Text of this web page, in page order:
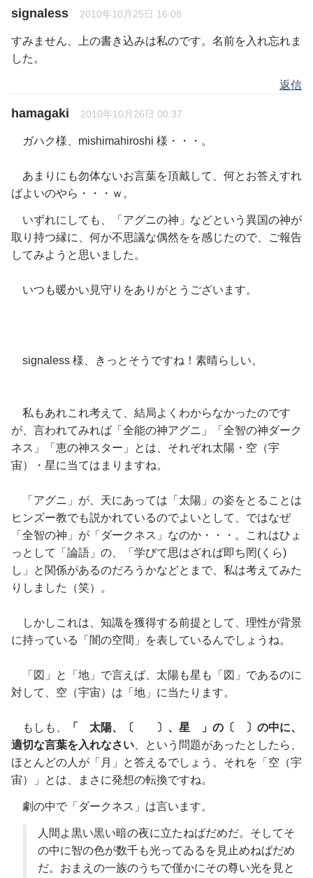
signaless 2010年10月25日 16:08
すみません、上の書き込みは私のです。名前を入れ忘れま
した。
返信
hamagaki 2010年10月26日 00:37
ガハク様、mishimahiroshi 様・・・。
あまりにも勿体ないお言葉を頂戴して、何とお答えすれ
ばよいのやら・・・ｗ。
いずれにしても、「アグニの神」などという異国の神が
取り持つ縁に、何か不思議な偶然をを感じたので、ご報告
してみようと思いました。
いつも暖かい見守りをありがとうございます。
signaless 様、きっとそうですね！素晴らしい。
私もあれこれ考えて、結局よくわからなかったのです
が、言われてみれば「全能の神アグニ」「全智の神ダーク
ネス」「恵の神スター」とは、それぞれ太陽・空（宇
宙）・星に当てはまりますね。
「アグニ」が、天にあっては「太陽」の姿をとることは
ヒンズー教でも説かれているのでよいとして、ではなぜ
「全智の神」が「ダークネス」なのか・・・。これはひょ
っとして「論語」の、「学びて思はざれば即ち罔(くら)
し」と関係があるのだろうかなどとまで、私は考えてみた
りしました（笑）。
しかしこれは、知識を獲得する前提として、理性が背景
に持っている「闇の空間」を表しているんでしょうね。
「図」と「地」で言えば、太陽も星も「図」であるのに
対して、空（宇宙）は「地」に当たります。
もしも、
「 太陽、〔 〕、星 」の〔 〕の中に、
適切な言葉を入れなさい 、という問題があったとしたら、
ほとんどの人が「月」と答えるでしょう。それを「空（宇
宙）」とは、まさに発想の転換ですね。
劇の中で「ダークネス」は言います。
人間よ黒い黒い暗の夜に立たねばだめだ。そしてそ
の中に智の色が数千も光ってゐるを見止めねばだめ
だ。おまえの一族のうちで僅かにその尊い光を見と